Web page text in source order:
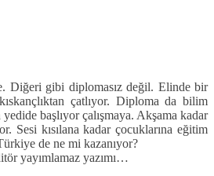
Diğeri gibi diplomasız değil. Elinde bir
çatlıyor. Diploma da bilim
yedide başlıyor çalışmaya. Akşama kadar
Sesi kısılana kadar çocuklarına eğitim
de ne mi kazanıyor?
yayımlamaz yazımı…